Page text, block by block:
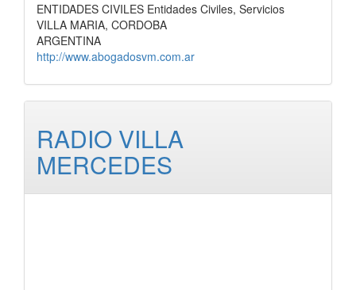
ENTIDADES CIVILES Entidades Civiles, Servicios
VILLA MARIA, CORDOBA
ARGENTINA
http://www.abogadosvm.com.ar
RADIO VILLA
MERCEDES